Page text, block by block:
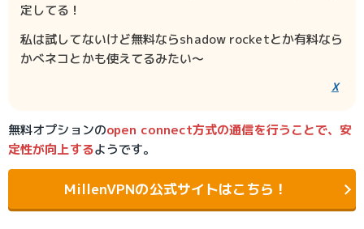
定してる！
私は試してないけど無料ならshadow rocketとか有料なら
かべネコとかも使えてるみたい〜
X
無料オプションのopen connect方式の通信を行うことで、安
定性が向上するようです。
MillenVPNの公式サイトはこちら！